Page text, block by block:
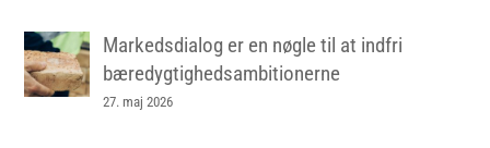
Markedsdialog er en nøgle til at indfri
bæredygtighedsambitionerne
27. maj 2026